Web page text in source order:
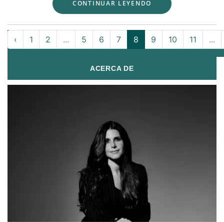
CONTINUAR LEYENDO
‹ 1 2 ... 5 6 7 8 9 10 11 ...
ACERCA DE